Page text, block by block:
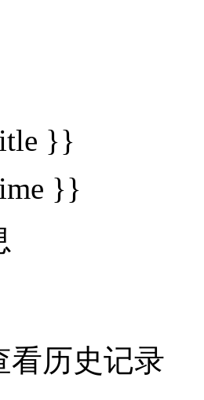
}}
}}
看历史记录